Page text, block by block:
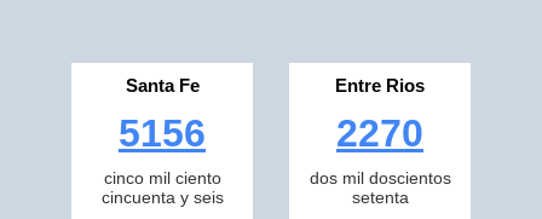
Santa Fe
5156
cinco mil ciento
cincuenta y seis
Entre Rios
2270
dos mil doscientos
setenta